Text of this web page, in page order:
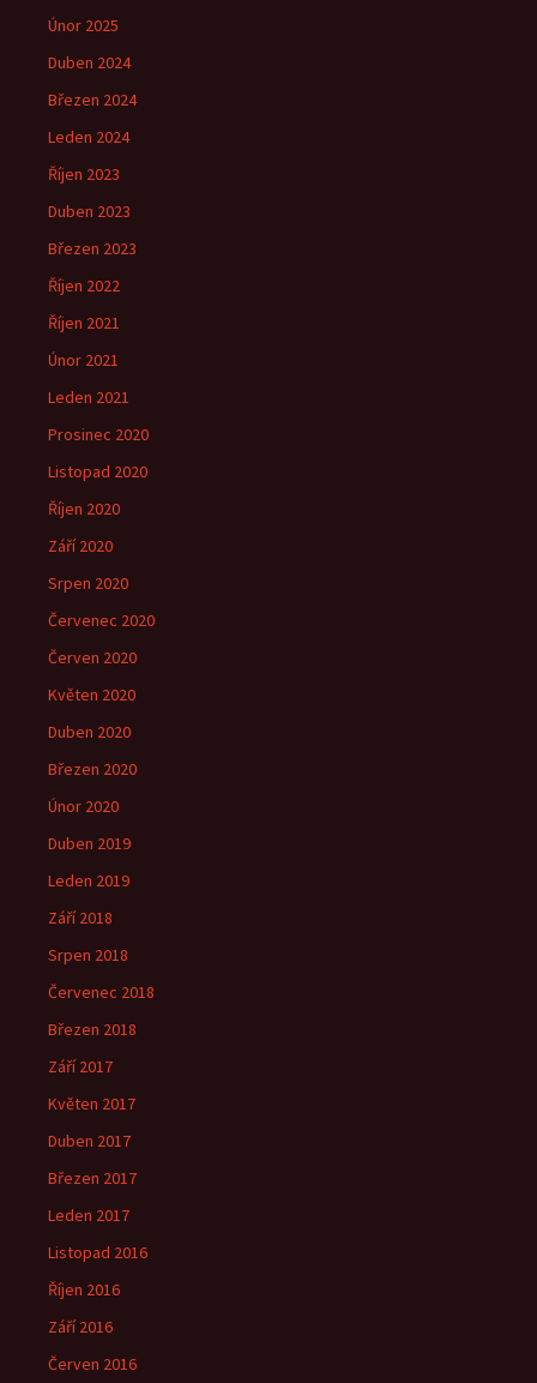
Únor 2025
Duben 2024
Březen 2024
Leden 2024
Říjen 2023
Duben 2023
Březen 2023
Říjen 2022
Říjen 2021
Únor 2021
Leden 2021
Prosinec 2020
Listopad 2020
Říjen 2020
Září 2020
Srpen 2020
Červenec 2020
Červen 2020
Květen 2020
Duben 2020
Březen 2020
Únor 2020
Duben 2019
Leden 2019
Září 2018
Srpen 2018
Červenec 2018
Březen 2018
Září 2017
Květen 2017
Duben 2017
Březen 2017
Leden 2017
Listopad 2016
Říjen 2016
Září 2016
Červen 2016